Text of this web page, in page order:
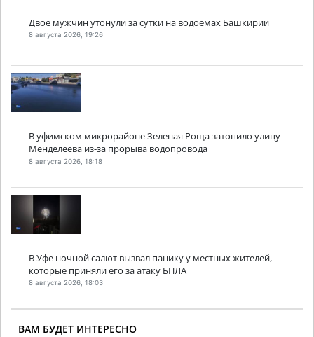
Двое мужчин утонули за сутки на водоемах Башкирии
8 августа 2026, 19:26
В уфимском микрорайоне Зеленая Роща затопило улицу
Менделеева из-за прорыва водопровода
8 августа 2026, 18:18
В Уфе ночной салют вызвал панику у местных жителей,
которые приняли его за атаку БПЛА
8 августа 2026, 18:03
ВАМ БУДЕТ ИНТЕРЕСНО